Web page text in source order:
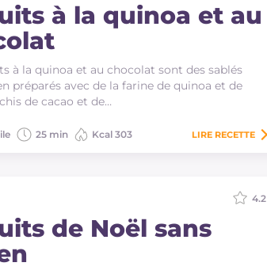
à la quinoa et au
à la quinoa et au chocolat sont des sablés
préparés avec de la farine de quinoa et de
de cacao et de…
25 min Kcal 303 LIRE RECETTE
de Noël sans
4.2